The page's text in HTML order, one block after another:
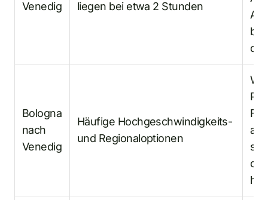
Venedig
liegen bei etwa 2 Stunden
Bologna
nach
Venedig
Häufige Hochgeschwindigkeits-
und Regionaloptionen